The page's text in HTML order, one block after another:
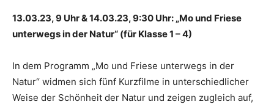
13.03.23, 9 Uhr & 14.03.23, 9:30 Uhr: „Mo und Friese
unterwegs in der Natur“ (für Klasse 1 – 4)
In dem Programm „Mo und Friese unterwegs in der
Natur“ widmen sich fünf Kurzfilme in unterschiedlicher
Weise der Schönheit der Natur und zeigen zugleich auf,